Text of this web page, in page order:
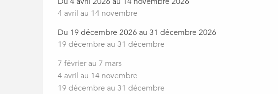
4 avril au 14 novembre
Du 19 décembre 2026 au 31 décembre 2026
19 décembre au 31 décembre
7 février au 7 mars
4 avril au 14 novembre
19 décembre au 31 décembre